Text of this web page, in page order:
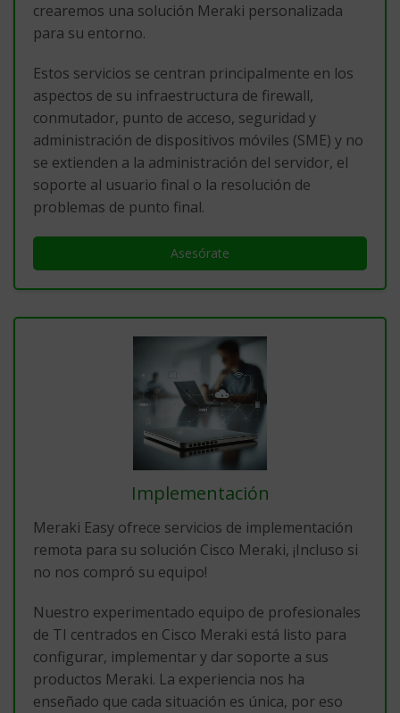
crearemos una solución Meraki personalizada
para su entorno.
Estos servicios se centran principalmente en los
aspectos de su infraestructura de firewall,
conmutador, punto de acceso, seguridad y
administración de dispositivos móviles (SME) y no
se extienden a la administración del servidor, el
soporte al usuario final o la resolución de
problemas de punto final.
Asesórate
Implementación
Meraki Easy ofrece servicios de implementación
remota para su solución Cisco Meraki, ¡Incluso si
no nos compró su equipo!
Nuestro experimentado equipo de profesionales
de TI centrados en Cisco Meraki está listo para
configurar, implementar y dar soporte a sus
productos Meraki. La experiencia nos ha
enseñado que cada situación es única, por eso